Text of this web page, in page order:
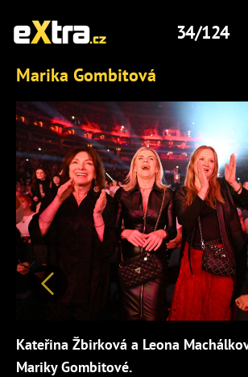
34/124
Marika Gombitová
Předchozí
Kateřina Žbirková a Leona
Mariky Gombitové.